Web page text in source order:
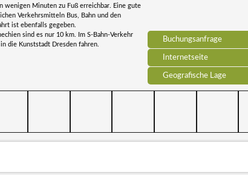
Buchungsanfrage
Internetseite
Geografische Lage
wenigen Minuten zu Fuß erreichbar. Eine gute
Verkehrsmitteln Bus, Bahn und den
ist ebenfalls gegeben.
sind es nur 10 km. Im S-Bahn-Verkehr
die Kunststadt Dresden fahren.